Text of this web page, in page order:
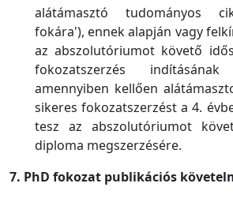
alátámasztó tudományos
fokára'), ennek alapján vagy
az abszolutóriumot követő
fokozatszerzés
amennyiben kellően
sikeres fokozatszerzést a 4.
tesz az abszolutóriumot
diploma megszerzésére.
7. PhD fokozat publikációs